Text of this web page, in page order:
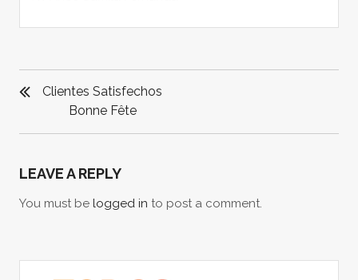
POST
NAVIGATION
Clientes Satisfechos
Bonne Fête
LEAVE A REPLY
You must be logged in to post a comment.